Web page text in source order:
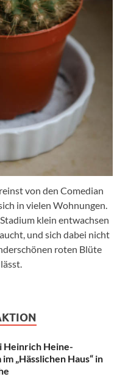
von den Comedian
in vielen Wohnungen.
klein entwachsen
und sich dabei nicht
roten Blüte
Heinrich Heine-
„Hässlichen Haus“ in